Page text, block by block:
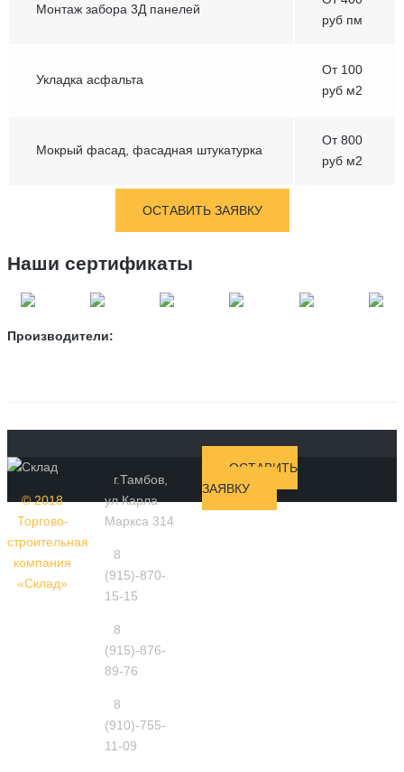
Монтаж забора 3Д панелей
руб пм
Укладка асфальта
От 100
руб м2
Мокрый фасад, фасадная штукатурка
От 800
руб м2
ОСТАВИТЬ ЗАЯВКУ
Наши сертификаты
Производители:
© 2018
Торгово-
строительная
компания
«Склад»
г.Тамбов,
ул Карла
Маркса 314
8
(915)-870-
15-15
8
(915)-876-
89-76
8
(910)-755-
11-09
ОСТАВИТЬ
ЗАЯВКУ